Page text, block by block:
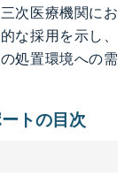
次医療機関にお
な採用を示し、
処置環境への需
トの目次